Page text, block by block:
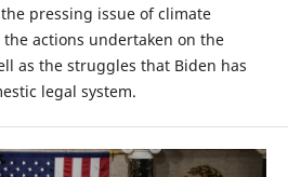
pressing issue of climate
actions undertaken on the
as the struggles that Biden has
legal system.